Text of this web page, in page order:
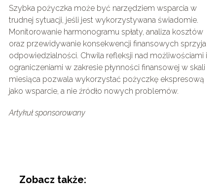
Szybka pożyczka może być narzędziem wsparcia w
trudnej sytuacji, jeśli jest wykorzystywana świadomie.
Monitorowanie harmonogramu spłaty, analiza kosztów
oraz przewidywanie konsekwencji finansowych sprzyja
odpowiedzialności. Chwila refleksji nad możliwościami i
ograniczeniami w zakresie płynności finansowej w skali
miesiąca pozwala wykorzystać pożyczkę ekspresową
jako wsparcie, a nie źródło nowych problemów.
Artykuł sponsorowany
Zobacz także: